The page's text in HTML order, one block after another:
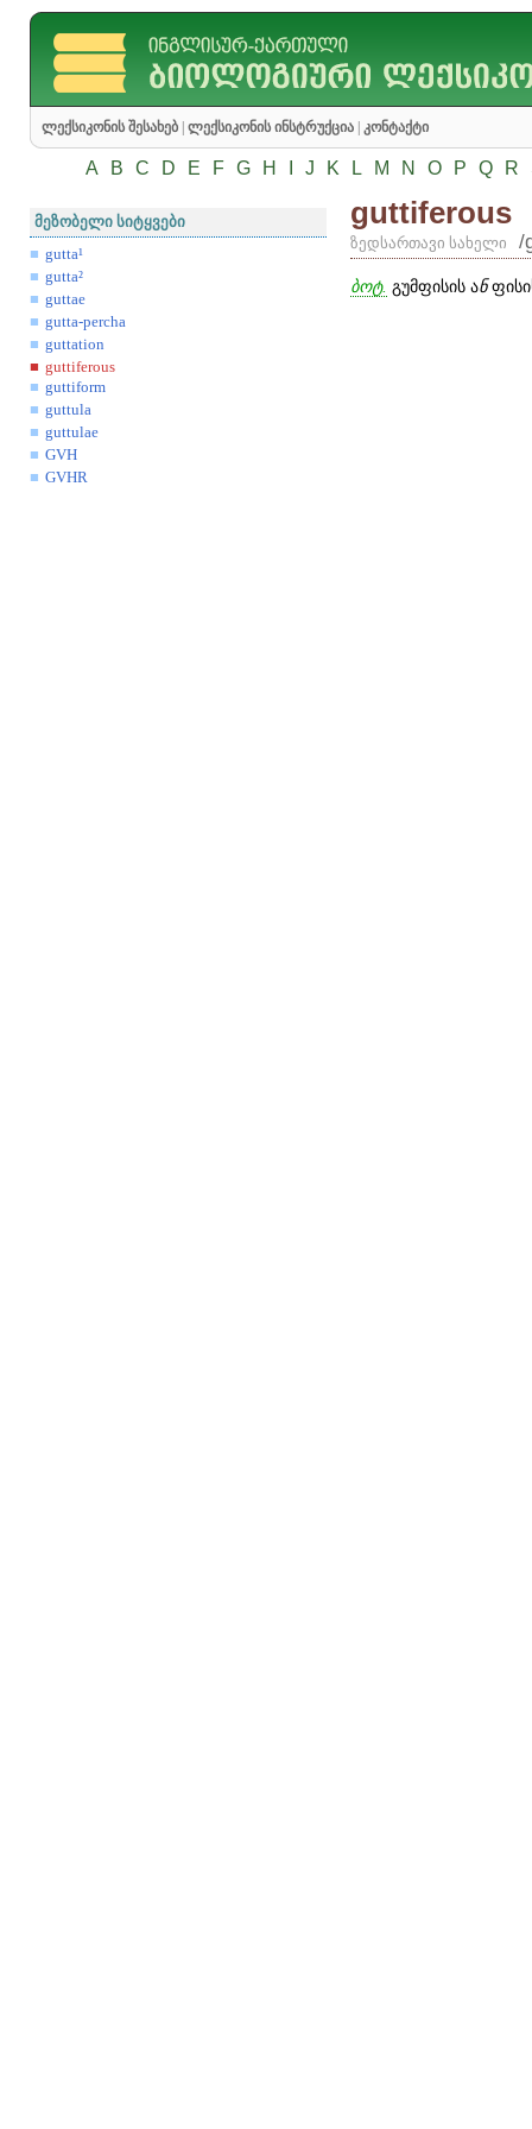
ლექსიკონის შესახებ ლექსიკონის ინსტრუქცია კონტაქტი
A B C D E F G H J K L M N O P Q R
მეზობელი სიტყვები
gutta¹
gutta²
guttae
gutta-percha
guttation
guttiferous
guttiform
guttula
guttulae
GVH
GVHR
guttiferous
ზედსართავი სახელი /
ბოტ. გუმფისის ან